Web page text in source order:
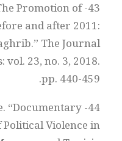
Promotion of
and after 2011:
The Journal
23, no. 3, 2018.
pp. 440-459.
“Documentary
Violence in